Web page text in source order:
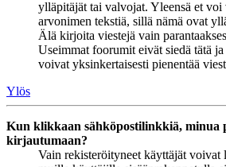
ylläpitäjät tai valvojat. Yleensä et voi
arvonimen tekstiä, sillä nämä ovat
Älä kirjoita viestejä vain
Useimmat foorumit eivät siedä tätä
voivat yksinkertaisesti pienentää
Ylös
Kun klikkaan sähköpostilinkkiä, minua
kirjautumaan?
Vain rekisteröityneet käyttäjät voivat